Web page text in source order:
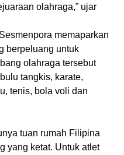
olahraga,” ujar
memaparkan
berpeluang untuk
olahraga tersebut
tangkis, karate,
tenis, bola voli dan
tuan rumah Filipina
yang ketat. Untuk atlet